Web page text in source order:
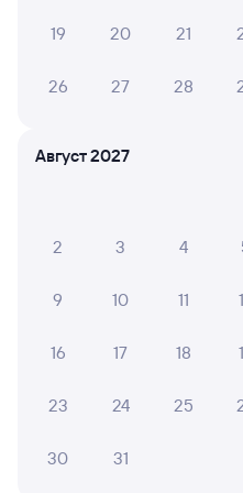
А ещё здесь можно
Обратные билеты из
Отели Владикавказа
Другие авиарейсы
Владикавказ
19 20 21
26 27 28
Август 2027
2 3 4
9 10 11
16 17 18
23 24 25
30 31